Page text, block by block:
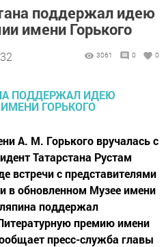
поддержал идею
имени Горького
3061 0 0
А. М. Горького вручалась с
Татарстана Рустам
встречи с представителями
в обновленном Музее имени
поддержал
премию имени
пресс-служба главы